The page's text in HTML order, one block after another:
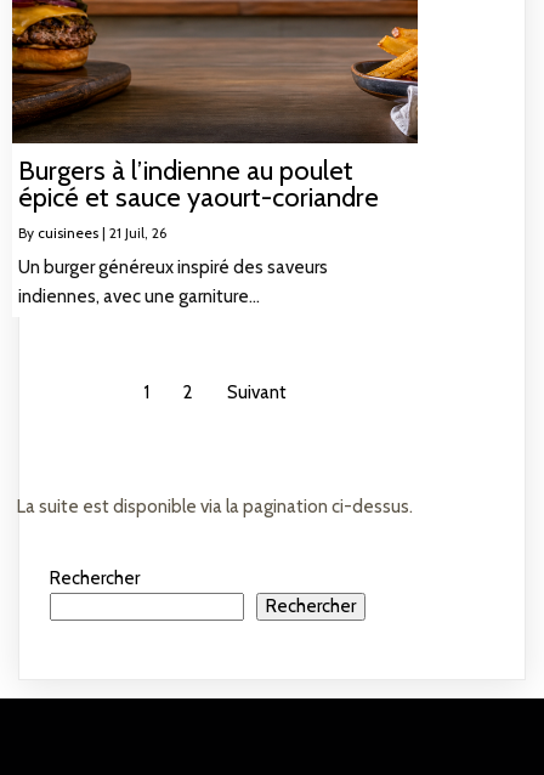
Burgers à l’indienne au poulet
épicé et sauce yaourt-coriandre
By cuisinees | 21 Juil, 26
Un burger généreux inspiré des saveurs
indiennes, avec une garniture…
1 2 Suivant
La suite est disponible via la pagination ci-dessus.
Rechercher
Rechercher